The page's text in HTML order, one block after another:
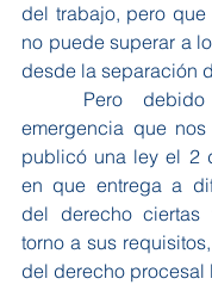
del trabajo, pero
no puede superar a
desde la separación
emergencia que
publicó una ley el 2
en que entrega a
del derecho ciertas
torno a sus
del derecho procesal